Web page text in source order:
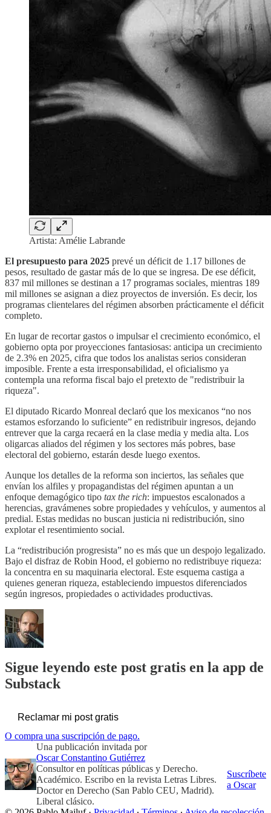
Artista: Amélie Labrande
El presupuesto para 2025 prevé un déficit de 1.17 billones de
pesos, resultado de gastar más de lo que se ingresa. De ese déficit,
837 mil millones se destinan a 17 programas sociales, mientras 189
mil millones se asignan a diez proyectos de inversión. Es decir, los
programas clientelares del régimen absorben prácticamente el déficit
completo.
En lugar de recortar gastos o impulsar el crecimiento económico, el
gobierno opta por proyecciones fantasiosas: anticipa un crecimiento
de 2.3% en 2025, cifra que todos los analistas serios consideran
imposible. Frente a esta irresponsabilidad, el oficialismo ya
contempla una reforma fiscal bajo el pretexto de "redistribuir la
riqueza".
El diputado Ricardo Monreal declaró que los mexicanos “no nos
estamos esforzando lo suficiente” en redistribuir ingresos, dejando
entrever que la carga recaerá en la clase media y media alta. Los
oligarcas aliados del régimen y los sectores más pobres, base
electoral del gobierno, estarán desde luego exentos.
Aunque los detalles de la reforma son inciertos, las señales que
envían los alfiles y propagandistas del régimen apuntan a un
enfoque demagógico tipo tax the rich: impuestos escalonados a
herencias, gravámenes sobre propiedades y vehículos, y aumentos al
predial. Estas medidas no buscan justicia ni redistribución, sino
explotar el resentimiento social.
La “redistribución progresista” no es más que un despojo legalizado.
Bajo el disfraz de Robin Hood, el gobierno no redistribuye riqueza:
la concentra en su maquinaria electoral. Este esquema castiga a
quienes generan riqueza, estableciendo impuestos diferenciados
según ingresos, propiedades o actividades productivas.
Sigue leyendo este post gratis en la app de
Substack
Reclamar mi post gratis
O compra una suscripción de pago.
Una publicación invitada por
Oscar Constantino Gutiérrez
Consultor en políticas públicas y Derecho.
Académico. Escribo en la revista Letras Libres.
Doctor en Derecho (San Pablo CEU, Madrid).
Liberal clásico.
Suscríbete
a Oscar